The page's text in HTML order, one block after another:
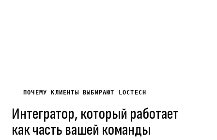
ПОЧЕМУ КЛИЕНТЫ ВЫБИРАЮТ LOCTECH
Интегратор, который работает
как часть вашей команды